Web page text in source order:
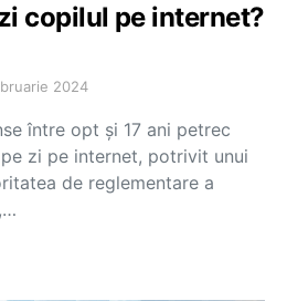
copilul pe internet?
2024
între opt și 17 ani petrec
zi pe internet, potrivit unui
de reglementare a